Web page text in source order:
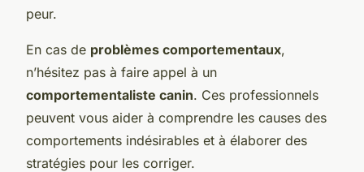
peur.
En cas de problèmes comportementaux,
n’hésitez pas à faire appel à un
comportementaliste canin. Ces professionnels
peuvent vous aider à comprendre les causes des
comportements indésirables et à élaborer des
stratégies pour les corriger.